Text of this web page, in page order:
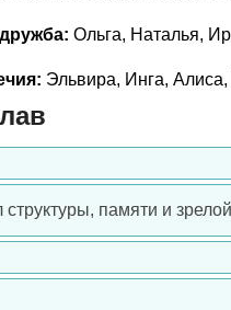
Ольга, Наталья,
Эльвира, Инга,
памяти и